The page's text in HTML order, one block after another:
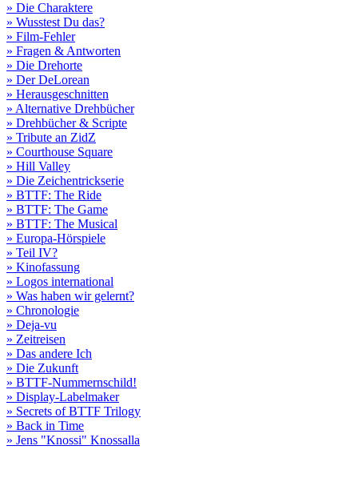
» Die Charaktere
» Wusstest Du das?
» Film-Fehler
» Fragen & Antworten
» Die Drehorte
» Der DeLorean
» Herausgeschnitten
» Alternative Drehbücher
» Drehbücher & Scripte
» Tribute an ZidZ
» Courthouse Square
» Hill Valley
» Die Zeichentrickserie
» BTTF: The Ride
» BTTF: The Game
» BTTF: The Musical
» Europa-Hörspiele
» Teil IV?
» Kinofassung
» Logos international
» Was haben wir gelernt?
» Chronologie
» Deja-vu
» Zeitreisen
» Das andere Ich
» Die Zukunft
» BTTF-Nummernschild!
» Display-Labelmaker
» Secrets of BTTF Trilogy
» Back in Time
» Jens "Knossi" Knossalla